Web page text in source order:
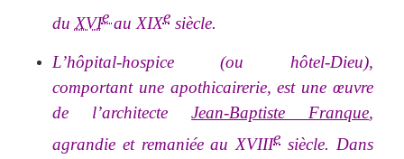
du XVIe au XIXesiècle.
L’hôpital-hospice (ou hôtel-Dieu),
comportant une apothicairerie, est une œuvre
de l’architecteJean-Baptiste Franque,
agrandie et remaniée au XVIIIe siècle. Dans